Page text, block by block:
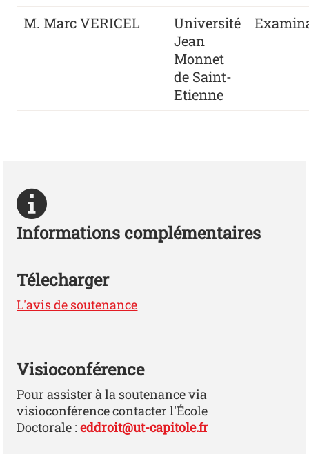
M. MarcVERICEL
Université
Jean
Monnet
de Saint-
Etienne
Informations complémentaires
Télecharger
L'avis de soutenance
Visioconférence
Pour assister à la soutenance via
visioconférence contacter l'École
Doctorale :eddroit@ut-capitole.fr